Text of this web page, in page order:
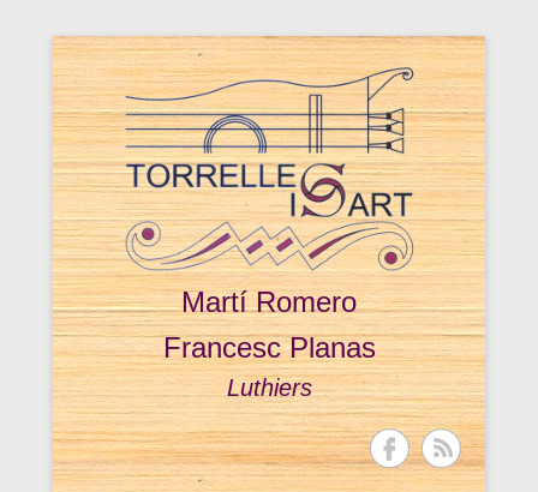
Martí Romero
Francesc Planas
Luthiers